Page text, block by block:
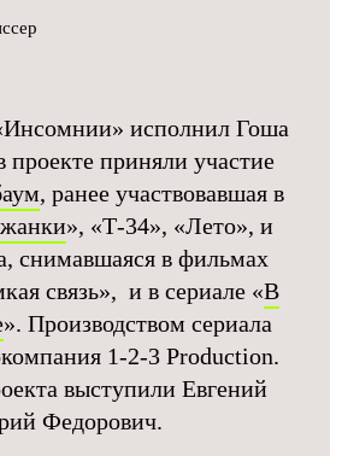
исполнил Гоша
приняли участие
, ранее участвовавшая в
», «Т-34», «Лето», и
снимавшаяся в фильмах
связь», и в сериале «В
». Производством сериала
1-2-3 Production.
выступили Евгений
Федорович.